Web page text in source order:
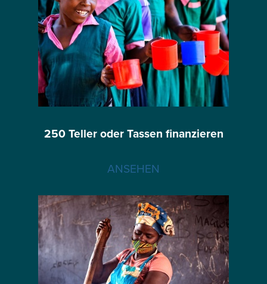
250 Teller oder Tassen finanzieren
ANSEHEN